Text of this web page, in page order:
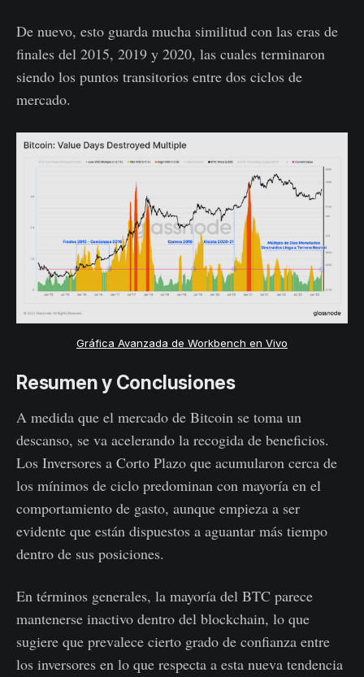
De nuevo, esto guarda mucha similitud con las eras de
finales del 2015, 2019 y 2020, las cuales terminaron
siendo los puntos transitorios entre dos ciclos de
mercado.
Gráfica Avanzada de Workbench en Vivo
Resumen y Conclusiones
A medida que el mercado de Bitcoin se toma un
descanso, se va acelerando la recogida de beneficios.
Los Inversores a Corto Plazo que acumularon cerca de
los mínimos de ciclo predominan con mayoría en el
comportamiento de gasto, aunque empieza a ser
evidente que están dispuestos a aguantar más tiempo
dentro de sus posiciones.
En términos generales, la mayoría del BTC parece
mantenerse inactivo dentro del blockchain, lo que
sugiere que prevalece cierto grado de confianza entre
los inversores en lo que respecta a esta nueva tendencia